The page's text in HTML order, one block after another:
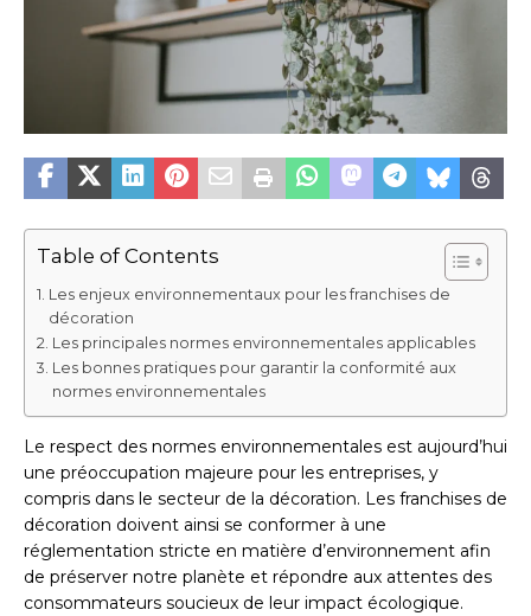
Table of Contents
Les enjeux environnementaux pour les franchises de
décoration
Les principales normes environnementales applicables
Les bonnes pratiques pour garantir la conformité aux
normes environnementales
Le respect des normes environnementales est aujourd’hui
une préoccupation majeure pour les entreprises, y
compris dans le secteur de la décoration. Les franchises de
décoration doivent ainsi se conformer à une
réglementation stricte en matière d’environnement afin
de préserver notre planète et répondre aux attentes des
consommateurs soucieux de leur impact écologique.